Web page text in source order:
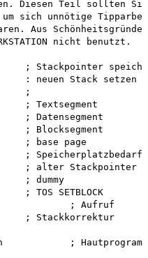
Diesen Teil sollten
sich unnötige
Aus
nicht benutzt.